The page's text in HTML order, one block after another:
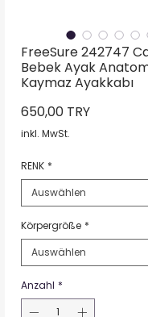
FreeSure 242747
Bebek Ayak
Kaymaz Ayakkabı
650,00 TRYPreis
inkl. MwSt.
RENK *
Körpergröße *
Anzahl *